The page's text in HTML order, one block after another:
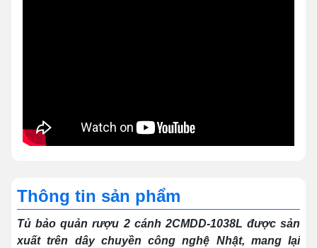
Thông tin sản phẩm
Tủ bảo quản rượu 2 cánh 2CMDD-1038L được sản
xuất trên dây chuyền công nghệ Nhật, mang lại